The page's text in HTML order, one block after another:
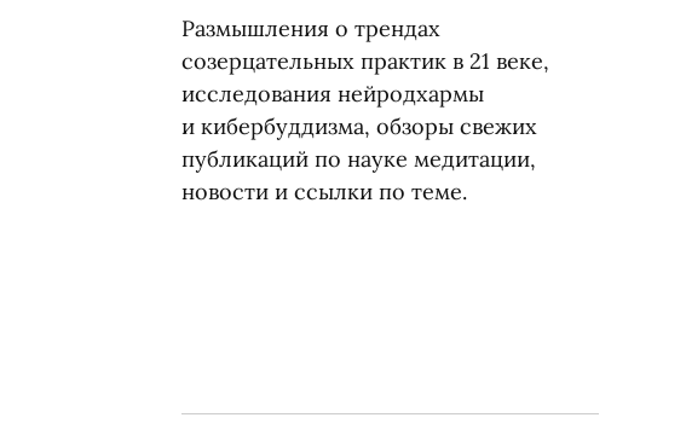
Размышления о трендах
созерцательных практик в 21 веке,
исследования нейродхармы
и кибербуддизма, обзоры свежих
публикаций по науке медитации,
новости и ссылки по теме.